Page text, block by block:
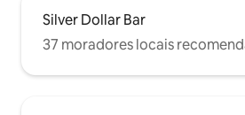
Silver Dollar Bar
37 moradores locais